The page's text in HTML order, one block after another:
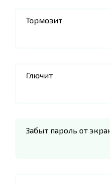
Тормозит
Глючит
Забыт пароль от